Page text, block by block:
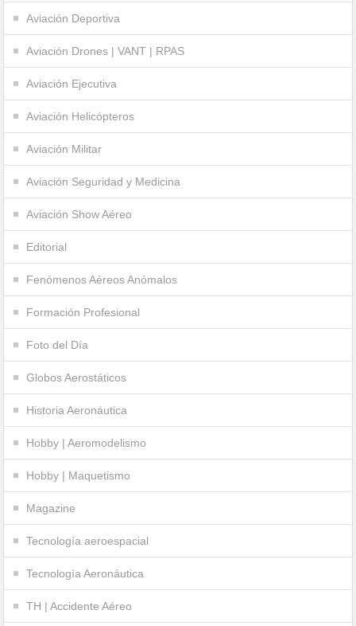
Aviación Deportiva
Aviación Drones | VANT | RPAS
Aviación Ejecutiva
Aviación Helicópteros
Aviación Militar
Aviación Seguridad y Medicina
Aviación Show Aéreo
Editorial
Fenómenos Aéreos Anómalos
Formación Profesional
Foto del Día
Globos Aerostáticos
Historia Aeronáutica
Hobby | Aeromodelismo
Hobby | Maquetismo
Magazine
Tecnología aeroespacial
Tecnología Aeronáutica
TH | Accidente Aéreo